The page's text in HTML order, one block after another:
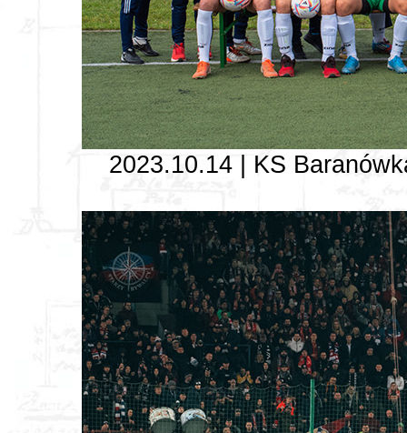
2023.10.14 | KS